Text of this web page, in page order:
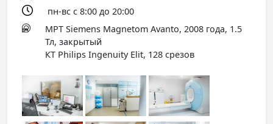
пн-вс с 8:00 до 20:00
МРТ Siemens Magnetom Avanto, 2008 года, 1.5
Тл, закрытый
КТ Philips Ingenuity Elit, 128 срезов